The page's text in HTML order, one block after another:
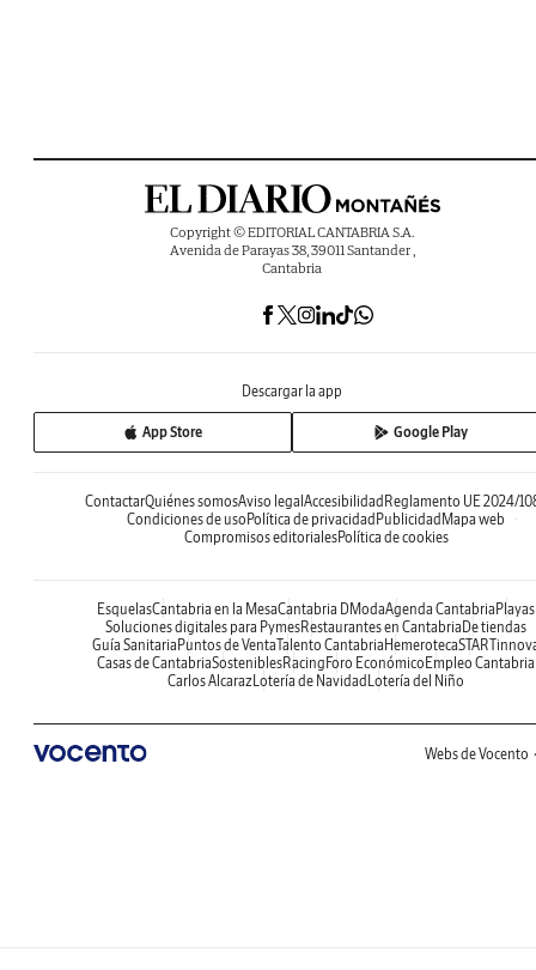
Copyright © EDITORIAL CANTABRIA S.A.
Avenida de Parayas 38, 39011 Santander ,
Cantabria
Descargar la app
App Store Google Play
ContactarQuiénes somosAviso legalAccesibilidadReglamento UE 2024/
Condiciones de usoPolítica de privacidadPublicidadMapa web
Compromisos editorialesPolítica de cookies
EsquelasCantabria en la MesaCantabria DModaAgenda CantabriaPlayas
Soluciones digitales para PymesRestaurantes en CantabriaDe tiendas
Guía SanitariaPuntos de VentaTalento CantabriaHemeroteca
Casas de CantabriaSosteniblesRacingForo EconómicoEmpleo Cantabria
Carlos AlcarazLotería de NavidadLotería del Niño
Webs de Vocento